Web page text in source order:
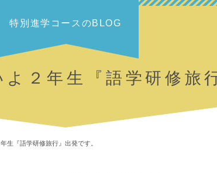
特別進学コースのBLOG
２年生『語学研修旅
生『語学研修旅行』出発です。